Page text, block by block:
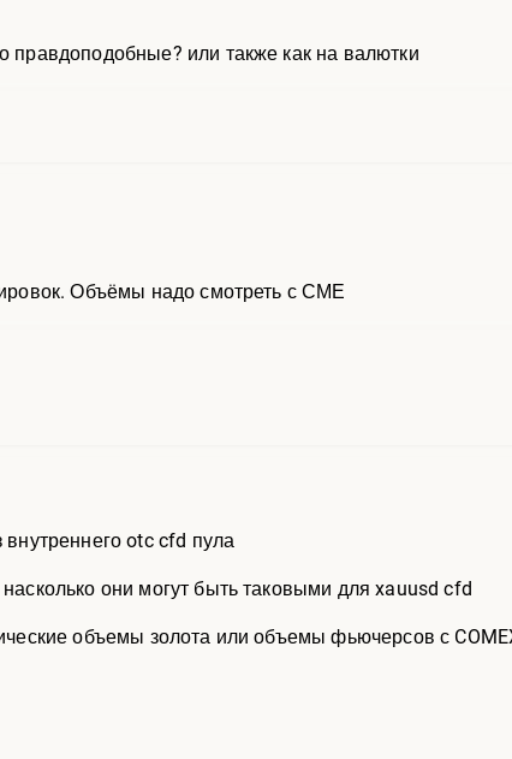
правдоподобные? или также как на валютки
Объёмы надо смотреть с СМЕ
otc cfd пула
они могут быть таковыми для xauusd cfd
объемы золота или объемы фьючерсов с